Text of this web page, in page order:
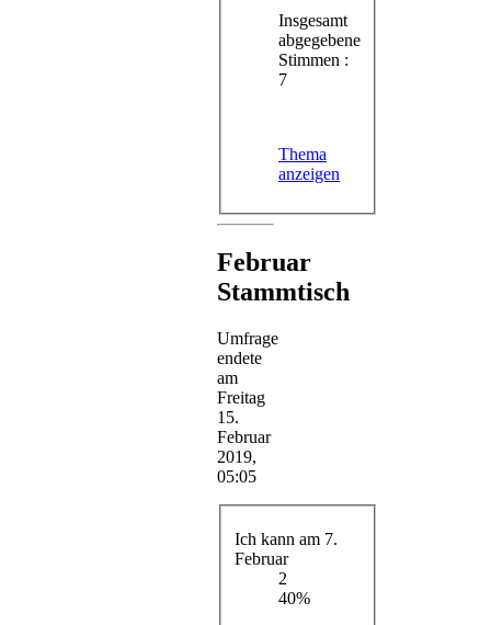
Insgesamt
abgegebene
Stimmen :
7
Thema
anzeigen
Februar
Stammtisch
Umfrage
endete
am
Freitag
15.
Februar
2019,
05:05
Ich kann am 7.
Februar
2
40%